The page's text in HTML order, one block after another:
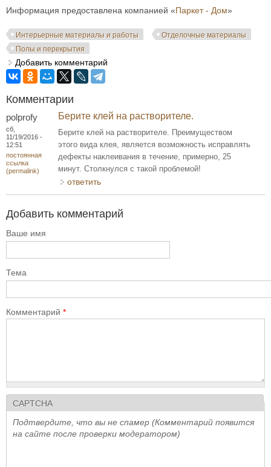
Информация предоставлена компанией «Паркет - Дом»
Интерьерные материалы и работы
Отделочные материалы
Полы и перекрытия
Добавить комментарий
Комментарии
polprofy
сб,
11/19/2016 -
12:51
постоянная
ссылка
(permalink)
Берите клей на растворителе.
Берите клей на растворителе. Преимуществом
этого вида клея, является возможность исправлять
дефекты наклеивания в течение, примерно, 25
минут. Столкнулся с такой проблемой!
ответить
Добавить комментарий
Ваше имя
Тема
Комментарий *
CAPTCHA
Подтвердите, что вы не спамер (Комментарий появится
на сайте после проверки модератором)